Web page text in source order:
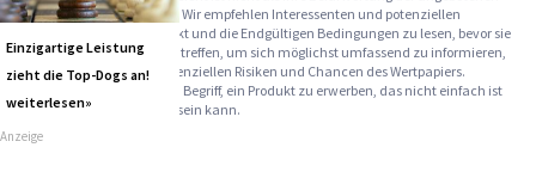
Wertpapiere zu verstehen. Wir empfehlen Interessenten und potenziellen
Anlegern den Basisprospekt und die Endgültigen Bedingungen zu lesen, bevor sie
eine Anlageentscheidung treffen, um sich möglichst umfassend zu informieren,
insbesondere über die potenziellen Risiken und Chancen des Wertpapiers.
Warnhinweise: Sie sind im Begriff, ein Produkt zu erwerben, das nicht einfach ist
und schwer zu verstehen sein kann.
Einzigartige Leistung
zieht die Top-Dogs an!
weiterlesen»
Anzeige